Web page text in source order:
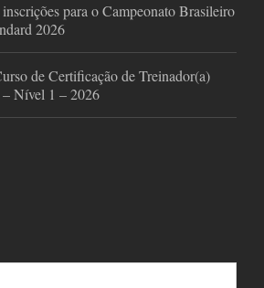
inscrições para o Campeonato Brasileiro
2026
de Certificação de Treinador(a)
Nível 1 – 2026